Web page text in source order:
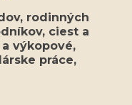
rodinných
ciest a
výkopové,
práce,